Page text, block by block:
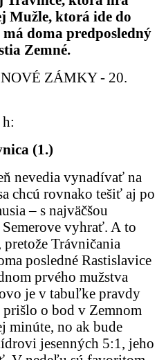
Mužle, ktorá ide do
doma predposledný
Zemné.
ZÁMKY - 20.
(1.)
nevedia vynadívať na
chcú rovnako tešiť aj po
– s najväčšou
vyhrať. A to
Trávničania
posledné Rastislavice
prvého mužstva
je v tabuľke pravdy
o bod v Zemnom
minúte, no ak bude
jesenných 5:1, jeho